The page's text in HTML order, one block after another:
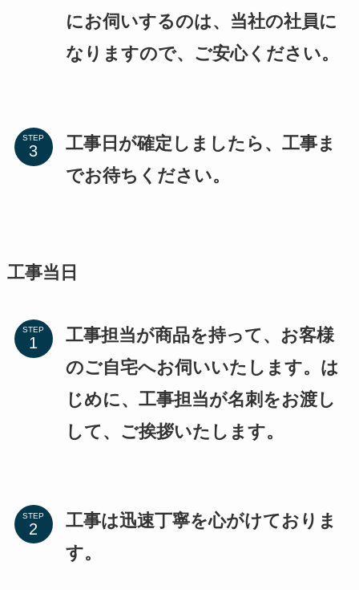
にお伺いするのは、当社の社員に
なりますので、ご安心ください。
STEP
工事日が確定しましたら、工事ま
でお待ちください。
工事当日
STEP
工事担当が商品を持って、お客様
のご自宅へお伺いいたします。は
じめに、工事担当が名刺をお渡し
して、ご挨拶いたします。
STEP
工事は迅速丁寧を心がけておりま
す。